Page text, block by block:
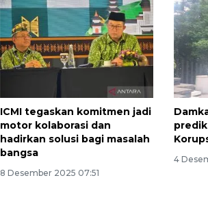
ICMI tegaskan komitmen jadi
motor kolaborasi dan
hadirkan solusi bagi masalah
bangsa
8 Desember 2025 07:51
4
Ekonomi
tumbuh
2026-08-06